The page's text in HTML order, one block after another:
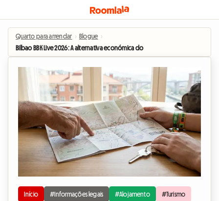
Quarto para arrendar › Blogue ›
Bilbao BBK Live 2026: A alternativa económica do quarto em casa do
Início #Informações legais #Alojamento #Turismo